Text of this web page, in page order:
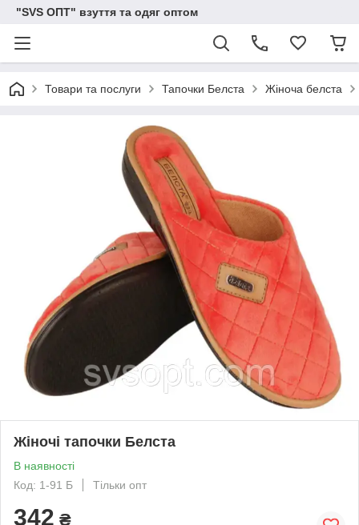
"SVS ОПТ" взуття та одяг оптом
Товари та послуги Тапочки Белста Жіноча белста
Жіночі тапочки Белста
В наявності
Код: 1-91 Б
Тільки опт
342 ₴